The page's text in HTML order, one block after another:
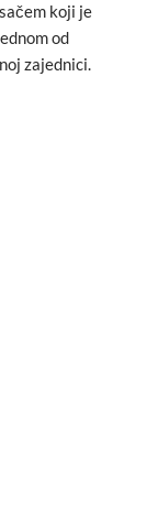
koji je
od
zajednici.